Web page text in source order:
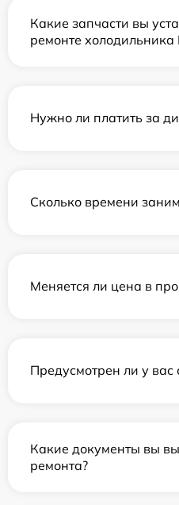
Какие запчасти вы
ремонте холодильника
Нужно ли платить за
Сколько времени
Меняется ли цена в
Предусмотрен ли у вас
Какие документы вы
ремонта?